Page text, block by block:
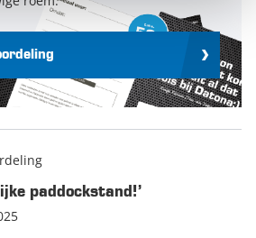
paddockstand!’